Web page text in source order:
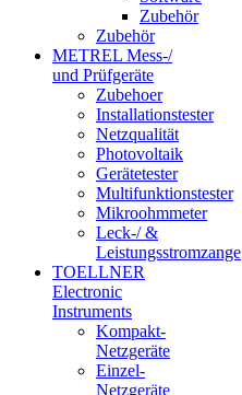
Zubehör
Zubehör
METREL Mess-/
und Prüfgeräte
Zubehoer
Installationstester
Netzqualität
Photovoltaik
Gerätetester
Multifunktionstester
Mikroohmmeter
Leck-/ &
Leistungsstromzange
TOELLNER
Electronic
Instruments
Kompakt-
Netzgeräte
Einzel-
Netzgeräte